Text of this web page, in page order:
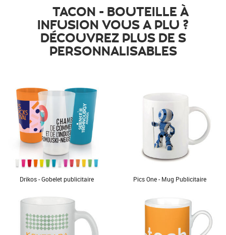
TACON - BOUTEILLE À
INFUSION VOUS A PLU ?
DÉCOUVREZ PLUS DE S
PERSONNALISABLES
Drikos - Gobelet publicitaire Pics One - Mug Publicitaire